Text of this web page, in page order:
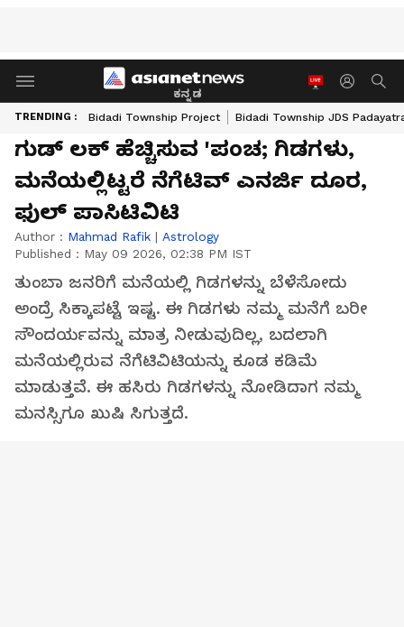
ಕನ್ನಡ
TRENDING : Bidadi Township Project Bidadi Township JDS
ಗುಡ್ ಲಕ್ ಹೆಚ್ಚಿಸುವ 'ಪಂಚ; ಗಿಡಗಳು,
ಮನೆಯಲ್ಲಿಟ್ಟರೆ ನೆಗೆಟಿವ್ ಎನರ್ಜಿ ದೂರ,
ಫುಲ್ ಪಾಸಿಟಿವಿಟಿ
Author : Mahmad Rafik | Astrology
Published : May 09 2026, 02:38 PM IST
ತುಂಬಾ ಜನರಿಗೆ ಮನೆಯಲ್ಲಿ ಗಿಡಗಳನ್ನು ಬೆಳೆಸೋದು
ಅಂದ್ರೆ ಸಿಕ್ಕಾಪಟ್ಟೆ ಇಷ್ಟ. ಈ ಗಿಡಗಳು ನಮ್ಮ ಮನೆಗೆ ಬರೀ
ಸೌಂದರ್ಯವನ್ನು ಮಾತ್ರ ನೀಡುವುದಿಲ್ಲ, ಬದಲಾಗಿ
ಮನೆಯಲ್ಲಿರುವ ನೆಗೆಟಿವಿಟಿಯನ್ನು ಕೂಡ ಕಡಿಮೆ
ಮಾಡುತ್ತವೆ. ಈ ಹಸಿರು ಗಿಡಗಳನ್ನು ನೋಡಿದಾಗ ನಮ್ಮ
ಮನಸ್ಸಿಗೂ ಖುಷಿ ಸಿಗುತ್ತದೆ.